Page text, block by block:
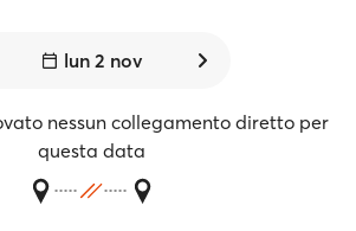
lun 2 nov
nessun collegamento diretto per
questa data